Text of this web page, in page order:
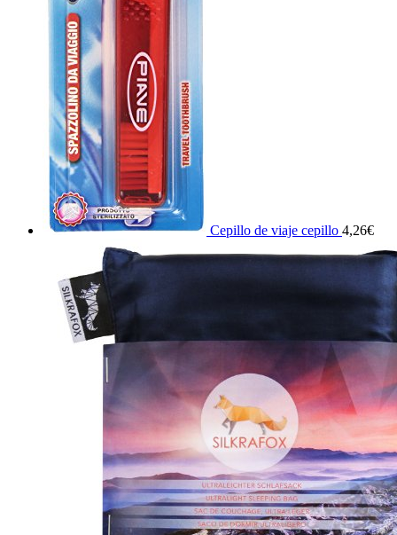
Cepillo de viaje cepillo 4,26€